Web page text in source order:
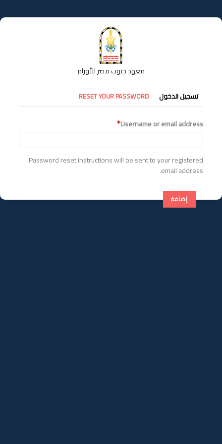
إلى
المحتوى
معهد جنوب مصر للأورام
التبويبات
الأساسية
تسجيل الدخول RESET YOUR PASSWORD
Username or email address
Password reset instructions will be sent to your registered
email address.